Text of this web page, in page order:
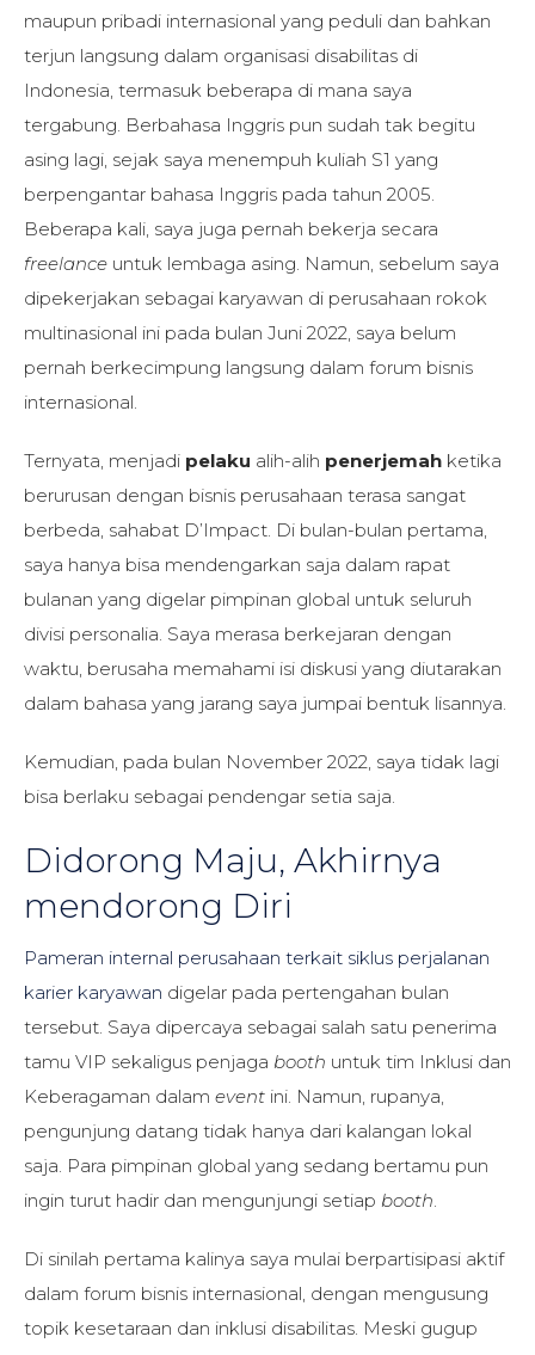
maupun pribadi internasional yang peduli dan bahkan
terjun langsung dalam organisasi disabilitas di
Indonesia, termasuk beberapa di mana saya
tergabung. Berbahasa Inggris pun sudah tak begitu
asing lagi, sejak saya menempuh kuliah S1 yang
berpengantar bahasa Inggris pada tahun 2005.
Beberapa kali, saya juga pernah bekerja secara
freelance untuk lembaga asing. Namun, sebelum saya
dipekerjakan sebagai karyawan di perusahaan rokok
multinasional ini pada bulan Juni 2022, saya belum
pernah berkecimpung langsung dalam forum bisnis
internasional.
Ternyata, menjadi pelaku alih-alih penerjemah ketika
berurusan dengan bisnis perusahaan terasa sangat
berbeda, sahabat D’Impact. Di bulan-bulan pertama,
saya hanya bisa mendengarkan saja dalam rapat
bulanan yang digelar pimpinan global untuk seluruh
divisi personalia. Saya merasa berkejaran dengan
waktu, berusaha memahami isi diskusi yang diutarakan
dalam bahasa yang jarang saya jumpai bentuk lisannya.
Kemudian, pada bulan November 2022, saya tidak lagi
bisa berlaku sebagai pendengar setia saja.
Didorong Maju, Akhirnya
mendorong Diri
Pameran internal perusahaan terkait siklus perjalanan
karier karyawan digelar pada pertengahan bulan
tersebut. Saya dipercaya sebagai salah satu penerima
tamu VIP sekaligus penjaga booth untuk tim Inklusi dan
Keberagaman dalam event ini. Namun, rupanya,
pengunjung datang tidak hanya dari kalangan lokal
saja. Para pimpinan global yang sedang bertamu pun
ingin turut hadir dan mengunjungi setiap booth.
Di sinilah pertama kalinya saya mulai berpartisipasi aktif
dalam forum bisnis internasional, dengan mengusung
topik kesetaraan dan inklusi disabilitas. Meski gugup